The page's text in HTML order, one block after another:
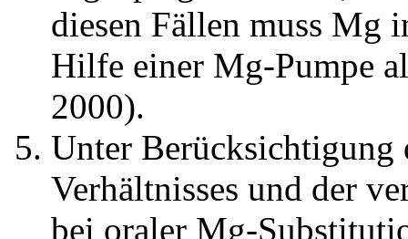
diesen Fällen muss Mg
Hilfe einer Mg-Pumpe
2000).
Unter Berücksichtigung
Verhältnisses und der
bei oraler Mg-